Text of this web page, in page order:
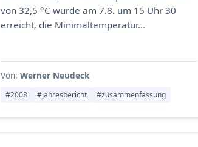
von 32,5 °C wurde am 7.8. um 15 Uhr 30
erreicht, die Minimaltemperatur...
Von: Werner Neudeck
#2008 #jahresbericht #zusammenfassung